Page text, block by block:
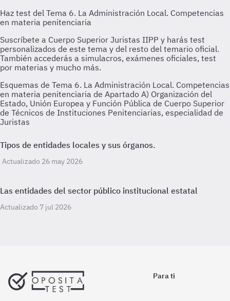
Esquemas de Tema 6. La Administración Local. Competencias
en materia penitenciaria de Apartado A) Organización del
Estado, Unión Europea y Función Pública de Cuerpo Superior
de Técnicos de Instituciones Penitenciarias, especialidad de
Juristas
Tipos de entidades locales y sus órganos.
Actualizado 26 may 2026
Las entidades del sector público institucional estatal
Actualizado 7 jul 2026
Para ti